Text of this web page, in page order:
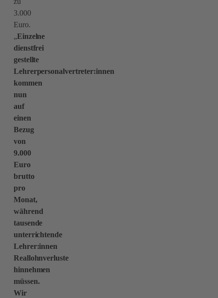
3.000
Euro.
„Einzelne
dienstfrei
gestellte
Lehrerpersonalvertreter:innen
kommen
nun
auf
einen
Bezug
von
9.000
Euro
brutto
pro
Monat,
während
tausende
unterrichtende
Lehrer:innen
Reallohnverluste
hinnehmen
müssen.
Wir